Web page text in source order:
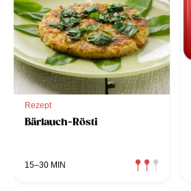
Rezept
Bärlauch-Rösti
15–30 MIN